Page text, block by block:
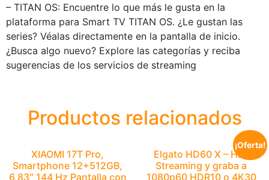
– TITAN OS: Encuentre lo que más le gusta en la
plataforma para Smart TV TITAN OS. ¿Le gustan las
series? Véalas directamente en la pantalla de inicio.
¿Busca algo nuevo? Explore las categorías y reciba
sugerencias de los servicios de streaming
Productos relacionados
XIAOMI 17T Pro,
Smartphone 12+512GB,
6,83″ 144 Hz Pantalla con
¡Oferta!
Elgato HD60 X – Haz
Streaming y graba a
1080p60 HDR10 o 4K30